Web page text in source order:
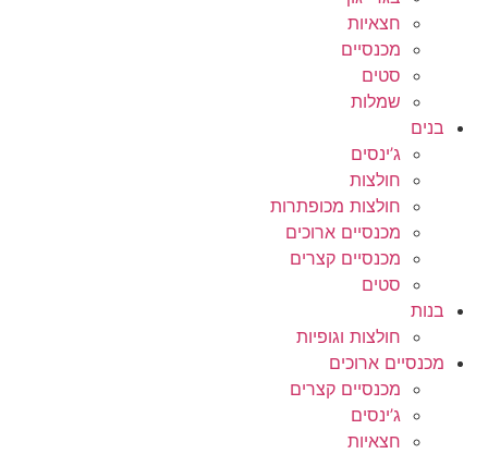
חצאיות
מכנסיים
סטים
שמלות
בנים
ג’ינסים
חולצות
חולצות מכופתרות
מכנסיים ארוכים
מכנסיים קצרים
סטים
בנות
חולצות וגופיות
מכנסיים ארוכים
מכנסיים קצרים
ג’ינסים
חצאיות